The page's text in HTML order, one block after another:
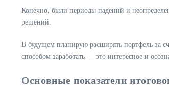
Конечно, были периоды падений и
решений.
В будущем планирую расширять портфель за
способом заработать — это интересное и
Основные показатели